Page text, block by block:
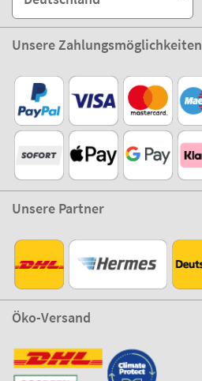
Unsere Zahlungsmöglichkeiten
Unsere Partner
Öko-Versand